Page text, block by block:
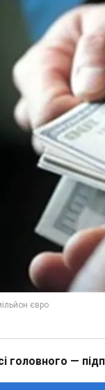
головного —